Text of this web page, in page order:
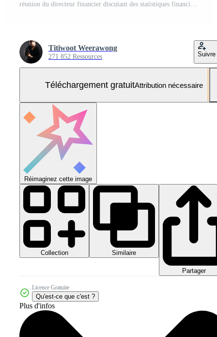
réunion du directeur financier discutant des statistiques financières sur le succès du projet de croissance de l'entreprise, investisseur professionnel travaillant sur un projet de démarrage pour un plan stratégique avec document, ordinateur portable et tablette numérique. Photo Gratuite
Titiwoot Weerawong
271 852 Ressources Suivre
Téléchargement gratuitAttribution nécessaire
Réimaginez cette image
Collection Similaire
Partager
Licence Gratuite
Qu'est-ce que c'est ?
Plus d'infos